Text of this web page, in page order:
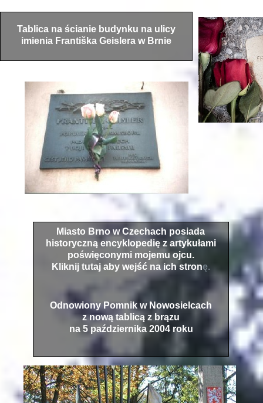
Odnowiony Pomnik w Nowosielcach
z nową tablicą z brązu
na 5 października 2004 roku
Miasto Brno w Czechach posiada
historyczną encyklopedię z artykułami
poświęconymi mojemu ojcu.
Kliknij tutaj aby wejść na ich stronę.
Tablica na ścianie budynku na ulicy
imienia Františka Geislera w Brnie